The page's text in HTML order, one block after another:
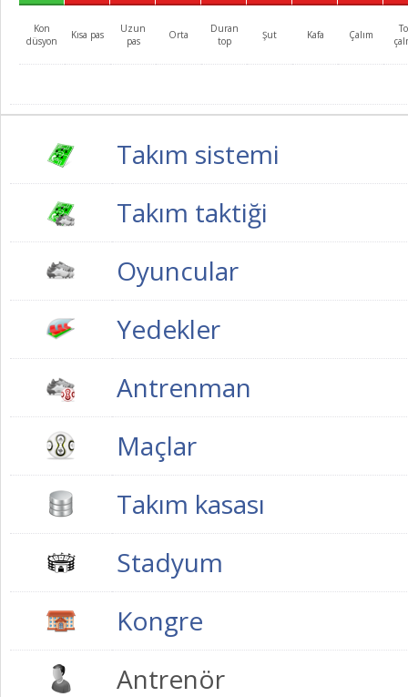
Kon
düsyon
Kısa pas
Uzun
pas
Orta
Duran
top
Şut Kafa Çalım
Takım sistemi
Takım taktiği
Oyuncular
Yedekler
Antrenman
Maçlar
Takım kasası
Stadyum
Kongre
Antrenör